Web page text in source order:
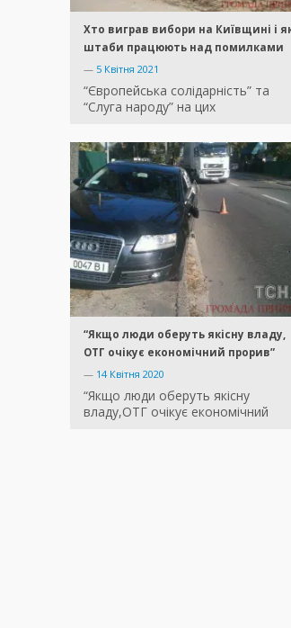
Хто виграв вибори на Київщині і
штаби працюють над помилками
— 5 Квітня 2021
“Європейська солідарність” та
“Слуга народу” на цих
“Якщо люди оберуть якісну владу,
ОТГ очікує економічний прорив”
— 14 Квітня 2020
“Якщо люди оберуть якісну
владу,ОТГ очікує економічний